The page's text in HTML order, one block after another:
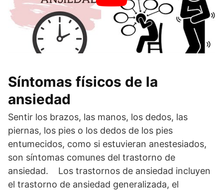
Síntomas físicos de la
ansiedad
Sentir los brazos, las manos, los dedos, las
piernas, los pies o los dedos de los pies
entumecidos, como si estuvieran anestesiados,
son síntomas comunes del trastorno de
ansiedad. Los trastornos de ansiedad incluyen
el trastorno de ansiedad generalizada, el